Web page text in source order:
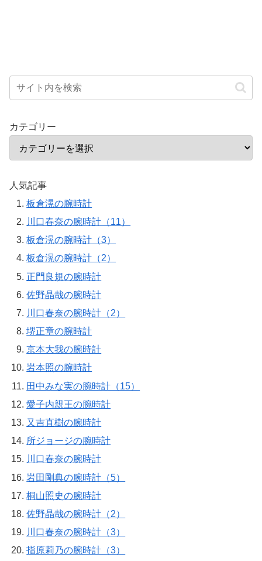
カテゴリー
人気記事
板倉滉の腕時計
川口春奈の腕時計（11）
板倉滉の腕時計（3）
板倉滉の腕時計（2）
正門良規の腕時計
佐野晶哉の腕時計
川口春奈の腕時計（2）
堺正章の腕時計
京本大我の腕時計
岩本照の腕時計
田中みな実の腕時計（15）
愛子内親王の腕時計
又吉直樹の腕時計
所ジョージの腕時計
川口春奈の腕時計
岩田剛典の腕時計（5）
桐山照史の腕時計
佐野晶哉の腕時計（2）
川口春奈の腕時計（3）
指原莉乃の腕時計（3）